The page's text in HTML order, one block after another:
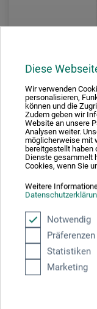
Diese
Wir verwenden
personalisieren,
können und die
Zudem geben wir
Website an unsere
Analysen weiter.
möglicherweise mit
bereitgestellt haben
Dienste gesammelt
Cookies, wenn Sie
Weitere
Notwendig
Präferenzen
Statistiken
Marketing
boesner – Henry
Opspændte
fra38,00 DKK
plus forsendelse